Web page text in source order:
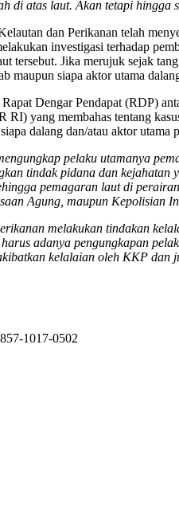
di atas laut. Akan tetapi
dan Perikanan telah
investigasi terhadap
tersebut. Jika merujuk sejak
maupun siapa aktor utama
Dengar Pendapat (RDP)
yang membahas tentang
dalang dan/atau aktor utama
pelaku utamanya
tindak pidana dan
pemagaran laut di
Agung, maupun Kepolisian
melakukan tindakan
adanya pengungkapan
kelalaian oleh KKP dan
1017-0502